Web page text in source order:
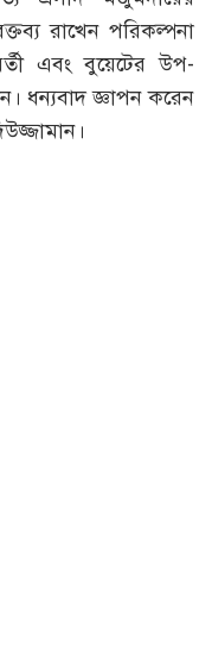
রাখেন পরিকল্পনা
এবং বুয়েটের উপ-
ধন্যবাদ জ্ঞাপন করেন